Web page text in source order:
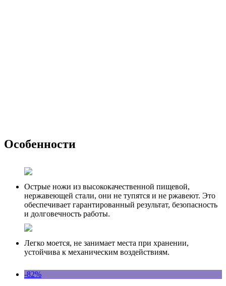
Особенности
Острые ножи из высококачественной пищевой,
нержавеющей стали, они не тупятся и не ржавеют. Это
обеспечивает гарантированный результат, безопасность
и долговечность работы.
Легко моется, не занимает места при хранении,
устойчива к механическим воздействиям.
-82%